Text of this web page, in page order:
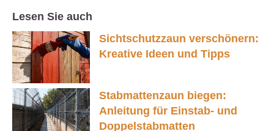
Lesen Sie auch
Sichtschutzzaun verschönern:
Kreative Ideen und Tipps
Stabmattenzaun biegen:
Anleitung für Einstab- und
Doppelstabmatten